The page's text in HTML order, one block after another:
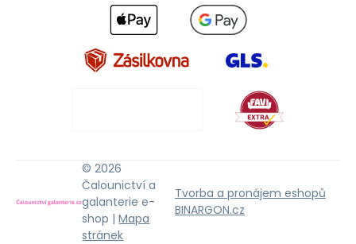
© 2026
Čalounictví a
galanterie e-
shop |Mapa
stránek
Tvorba a pronájem eshopů
BINARGON.cz